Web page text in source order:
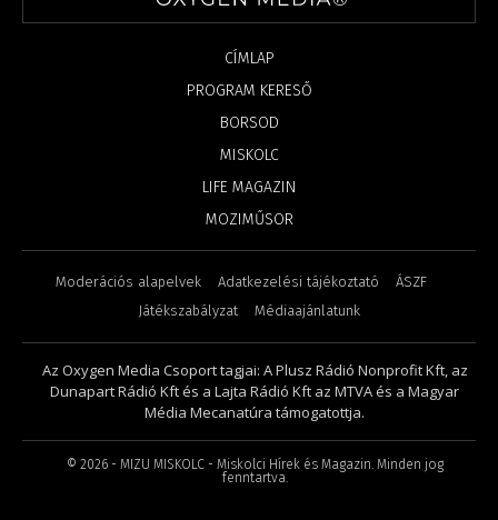
CÍMLAP
PROGRAM KERESŐ
BORSOD
MISKOLC
LIFE MAGAZIN
MOZIMŰSOR
Moderációs alapelvek Adatkezelési tájékoztató
ÁSZF
Játékszabályzat
Médiaajánlatunk
Az Oxygen Media Csoport tagjai: A Plusz Rádió Nonprofit Kft, az
Dunapart Rádió Kft és a Lajta Rádió Kft az MTVA és a Magyar
Média Mecanatúra támogatottja.
© 2026- MIZU MISKOLC - Miskolci Hírek és Magazin. Minden jog
fenntartva.